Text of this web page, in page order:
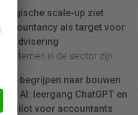
Belgische scale-up ziet
accountancy als target voor
AI-advisering
'Systemen in de sector zijn...
Van begrijpen naar bouwen
met AI: leergang ChatGPT en
Copilot voor accountants